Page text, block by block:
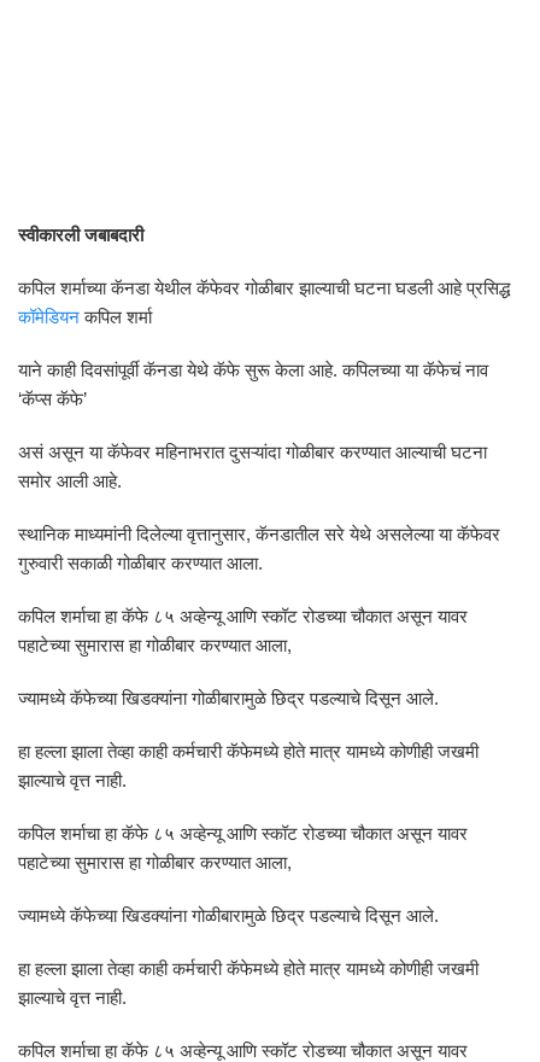
स्वीकारली जबाबदारी
कपिल शर्माच्या कॅनडा येथील कॅफेवर गोळीबार झाल्याची घटना घडली आहे प्रसिद्ध
कॉमेडियनकपिल शर्मा
याने काही दिवसांपूर्वी कॅनडा येथे कॅफे सुरू केला आहे. कपिलच्या या कॅफेचं नाव
‘कॅप्स कॅफे’
असं असून या कॅफेवर महिनाभरात दुसऱ्यांदा गोळीबार करण्यात आल्याची घटना
समोर आली आहे.
स्थानिक माध्यमांनी दिलेल्या वृत्तानुसार, कॅनडातील सरे येथे असलेल्या या कॅफेवर
गुरुवारी सकाळी गोळीबार करण्यात आला.
कपिल शर्माचा हा कॅफे ८५ अव्हेन्यू आणि स्कॉट रोडच्या चौकात असून यावर
पहाटेच्या सुमारास हा गोळीबार करण्यात आला,
ज्यामध्ये कॅफेच्या खिडक्यांना गोळीबारामुळे छिद्र पडल्याचे दिसून आले.
हा हल्ला झाला तेव्हा काही कर्मचारी कॅफेमध्ये होते मात्र यामध्ये कोणीही जखमी
झाल्याचे वृत्त नाही.
कपिल शर्माचा हा कॅफे ८५ अव्हेन्यू आणि स्कॉट रोडच्या चौकात असून यावर
पहाटेच्या सुमारास हा गोळीबार करण्यात आला,
ज्यामध्ये कॅफेच्या खिडक्यांना गोळीबारामुळे छिद्र पडल्याचे दिसून आले.
हा हल्ला झाला तेव्हा काही कर्मचारी कॅफेमध्ये होते मात्र यामध्ये कोणीही जखमी
झाल्याचे वृत्त नाही.
कपिल शर्माचा हा कॅफे ८५ अव्हेन्यू आणि स्कॉट रोडच्या चौकात असून यावर